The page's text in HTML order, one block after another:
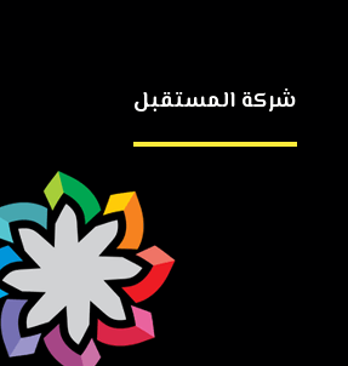
شركة المستقبل